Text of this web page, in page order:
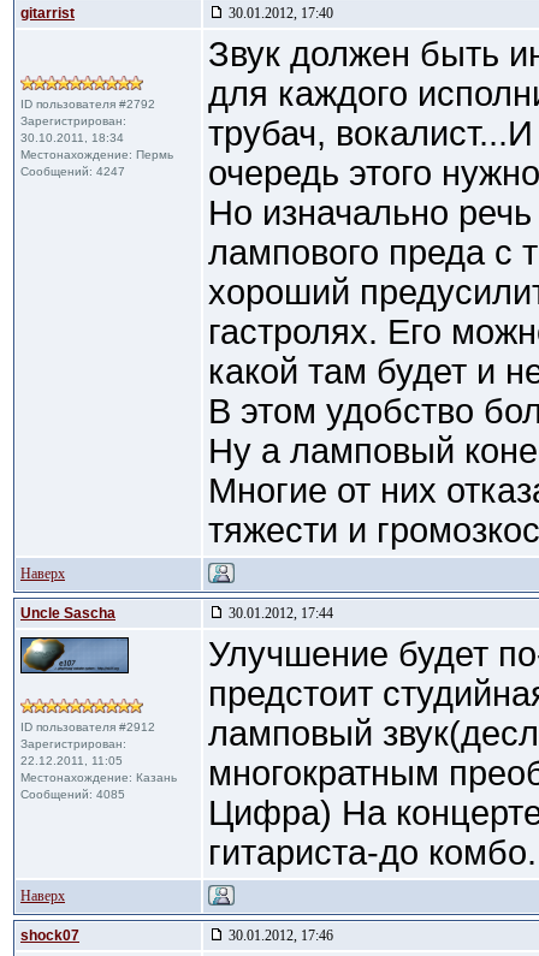
gitarrist 30.01.2012, 17:40
ID пользователя #2792
Зарегистрирован:
30.10.2011, 18:34
Местонахождение: Пермь
Сообщений: 4247
Звук должен быть
для каждого
трубач,
очередь этого
Но изначально
лампового преда с
хороший
гастролях. Его
какой там будет и
В этом удобство
Ну а ламповый
Многие от них
тяжести и
Наверх
Uncle Sascha 30.01.2012, 17:44
ID пользователя #2912
Зарегистрирован:
22.12.2011, 11:05
Местонахождение: Казань
Сообщений: 4085
Улучшение будет
предстоит
ламповый
многократным
Цифра) На концерте
гитариста-до
Наверх
shock07 30.01.2012, 17:46